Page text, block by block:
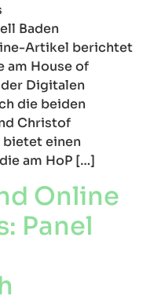
Baden
Artikel berichtet
am House of
Digitalen
die beiden
Christof
bietet einen
am HoP […]
Online
Panel